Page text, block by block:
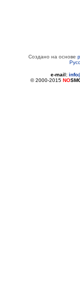
Создано на основе
e-mail:
© 2000-2015 NO